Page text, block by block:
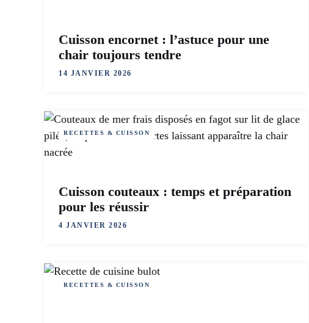
Cuisson encornet : l’astuce pour une
chair toujours tendre
14 JANVIER 2026
RECETTES & CUISSON
Cuisson couteaux : temps et préparation
pour les réussir
4 JANVIER 2026
RECETTES & CUISSON